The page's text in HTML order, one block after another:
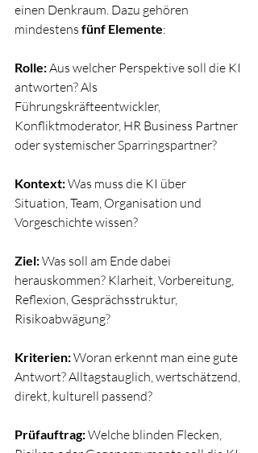
einen Denkraum. Dazu gehören
mindestens fünf Elemente:
Rolle: Aus welcher Perspektive soll die KI
antworten? Als
Führungskräfteentwickler,
Konfliktmoderator, HR Business Partner
oder systemischer Sparringspartner?
Kontext: Was muss die KI über
Situation, Team, Organisation und
Vorgeschichte wissen?
Ziel: Was soll am Ende dabei
herauskommen? Klarheit, Vorbereitung,
Reflexion, Gesprächsstruktur,
Risikoabwägung?
Kriterien: Woran erkennt man eine gute
Antwort? Alltagstauglich, wertschätzend,
direkt, kulturell passend?
Prüfauftrag: Welche blinden Flecken,